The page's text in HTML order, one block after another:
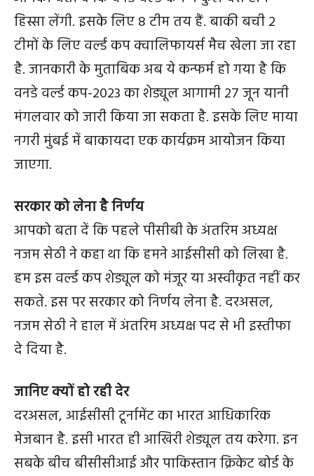
हिस्सा लेंगी. इसके लिए 8 टीम तय हैं. बाकी बची 2
टीमों के लिए वर्ल्ड कप क्वालिफायर्स मैच खेला जा रहा
है. जानकारी के मुताबिक अब ये कन्फर्म हो गया है कि
वनडे वर्ल्ड कप-2023 का शेड्यूल आगामी 27 जून यानी
मंगलवार को जारी किया जा सकता है. इसके लिए माया
नगरी मुंबई में बाकायदा एक कार्यक्रम आयोजन किया
जाएगा.
सरकार को लेना है निर्णय
आपको बता दें कि पहले पीसीबी के अंतरिम अध्यक्ष
नजम सेठी ने कहा था कि हमने आईसीसी को लिखा है.
हम इस वर्ल्ड कप शेड्यूल को मंजूर या अस्वीकृत नहीं कर
सकते. इस पर सरकार को निर्णय लेना है. दरअसल,
नजम सेठी ने हाल में अंतरिम अध्यक्ष पद से भी इस्तीफा
दे दिया है.
जानिए क्यों हो रही देर
दरअसल, आईसीसी टूर्नामेंट का भारत आधिकारिक
मेजबान है. इसी भारत ही आखिरी शेड्यूल तय करेगा. इन
सबके बीच बीसीसीआई और पाकिस्तान क्रिकेट बोर्ड के